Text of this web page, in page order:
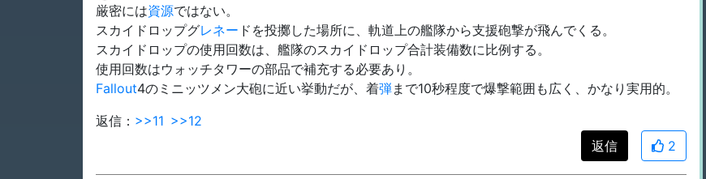
厳密には資源ではない。
スカイドロップグレネー ドを投擲した場所に、軌道上の艦隊から支援砲撃が飛んでくる。
スカイドロップの使用回数は、艦隊のスカイドロップ合計装備数に比例する。
使用回数はウォッチタワーの部品で補充する必要あり。
Fallout4のミニッツメン大砲に近い挙動だが、着弾まで10秒程度で爆撃範囲も広く、かなり実用的。
返信： >>11 >>12
返信
2